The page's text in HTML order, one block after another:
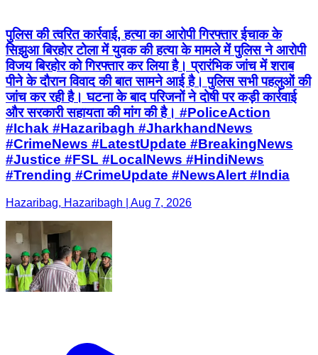
पुलिस की त्वरित कार्रवाई, हत्या का आरोपी गिरफ्तार ईचाक के
सिझुआ बिरहोर टोला में युवक की हत्या के मामले में पुलिस ने आरोपी
विजय बिरहोर को गिरफ्तार कर लिया है। प्रारंभिक जांच में शराब
पीने के दौरान विवाद की बात सामने आई है। पुलिस सभी पहलुओं की
जांच कर रही है। घटना के बाद परिजनों ने दोषी पर कड़ी कार्रवाई
और सरकारी सहायता की मांग की है। #PoliceAction
#Ichak #Hazaribagh #JharkhandNews
#CrimeNews #LatestUpdate #BreakingNews
#Justice #FSL #LocalNews #HindiNews
#Trending #CrimeUpdate #NewsAlert #India
Hazaribag, Hazaribagh | Aug 7, 2026